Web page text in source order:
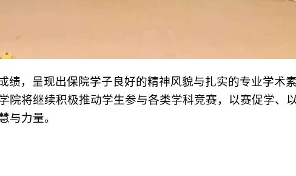
绩，呈现出保院学子良好的精神风貌与扎实的专业学术
院将继续积极推动学生参与各类学科竞赛，以赛促学、
与力量。